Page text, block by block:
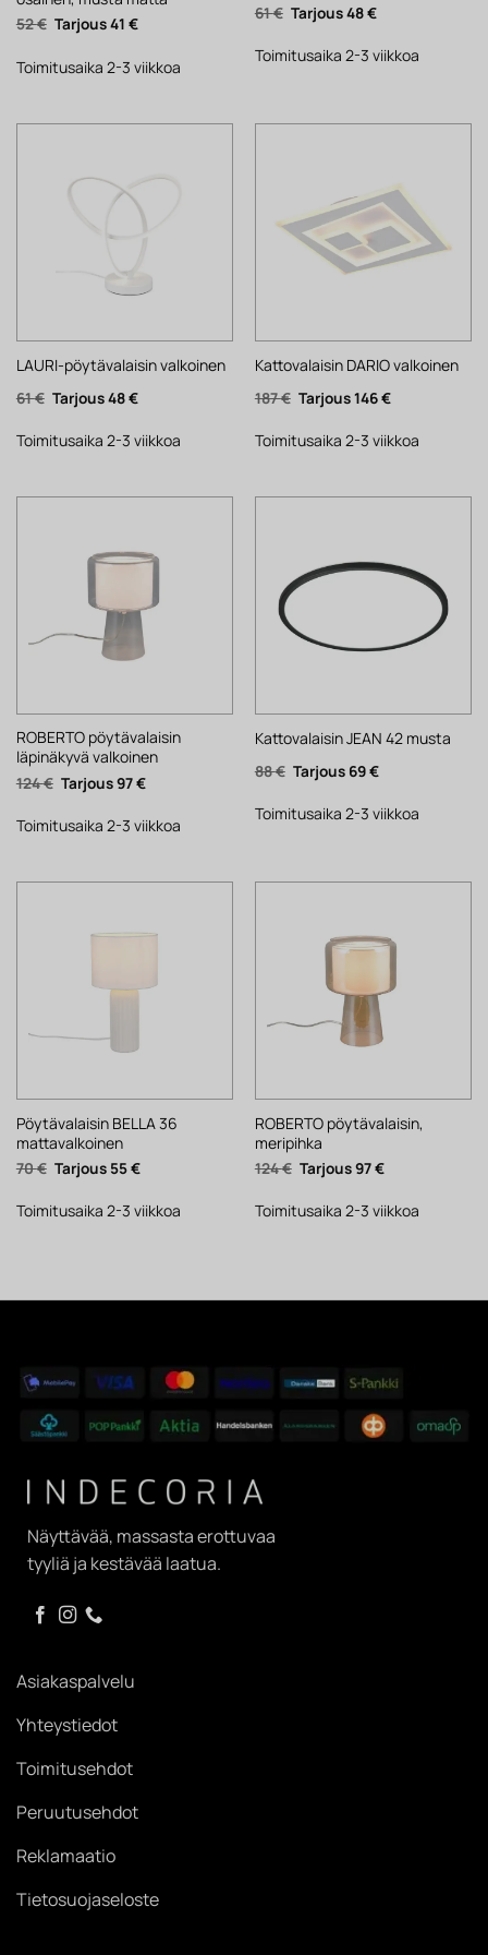
52€ Alkuperäinen
hinta
52 €.
41 €Nykyinen
41 €.
Toimitusaika 2-3 viikkoa
61€ Alkuperäinen
hinta
61 €.
48€Nykyinen
48 €.
Toimitusaika 2-3 viikkoa
LAURI-pöytävalaisin valkoinen
61€ Alkuperäinen
hinta
61 €.
48€Nykyinen
48 €.
Toimitusaika 2-3 viikkoa
Kattovalaisin DARIO valkoinen
187€ Alkuperäinen
hinta
187 €.
146€Nykyinen
146 €.
Toimitusaika 2-3 viikkoa
ROBERTO pöytävalaisin
läpinäkyvä valkoinen
124€ Alkuperäinen
hinta
124 €.
97€Nykyinen
97 €.
Toimitusaika 2-3 viikkoa
Kattovalaisin JEAN 42 musta
88€ Alkuperäinen
hinta
88 €.
69€Nykyinen
69 €.
Toimitusaika 2-3 viikkoa
Pöytävalaisin BELLA 36
mattavalkoinen
70€ Alkuperäinen
hinta
70 €.
55€Nykyinen
55 €.
Toimitusaika 2-3 viikkoa
ROBERTO pöytävalaisin,
meripihka
124€ Alkuperäinen
hinta
124 €.
97€Nykyinen
97 €.
Toimitusaika 2-3 viikkoa
Näyttävää, massasta erottuvaa
tyyliä ja kestävää laatua.
Asiakaspalvelu
Yhteystiedot
Toimitusehdot
Peruutusehdot
Reklamaatio
Tietosuojaseloste